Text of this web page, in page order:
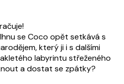
se Coco opět setkává s
který ji i s dalšími
labyrintu střeženého
a dostat se zpátky?